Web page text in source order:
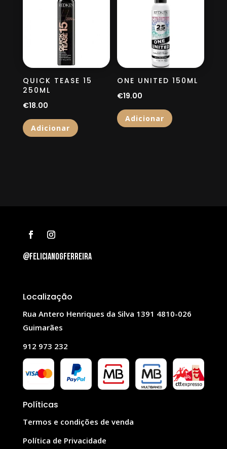
QUICK TEASE 15
250ML
€18.00
Adicionar
ONE UNITED 150ML
€19.00
Adicionar
@felicianogferreira
Localização
Rua Antero Henriques da Silva 1391 4810-026
Guimarães
912 973 232
Políticas
Termos e condições de venda
Política de Privacidade